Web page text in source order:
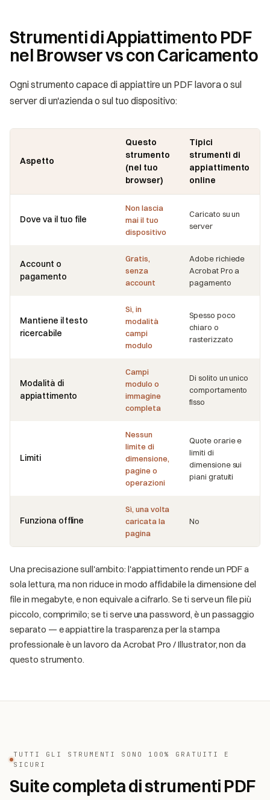
Strumenti di Appiattimento PDF
nel Browser vs con Caricamento
Ogni strumento capace di appiattire un PDF lavora o sul
server di un'azienda o sul tuo dispositivo:
Aspetto
Questo
strumento
(nel tuo
browser)
Tipici
strumenti di
appiattimento
online
Dove va il tuo file
Non lascia
mai il tuo
dispositivo
Caricato su un
server
Account o
pagamento
Gratis,
senza
account
Adobe richiede
Acrobat Pro a
pagamento
Mantiene il testo
ricercabile
Sì, in
modalità
campi
modulo
Spesso poco
chiaro o
rasterizzato
Modalità di
appiattimento
Campi
modulo o
immagine
completa
Di solito un unico
comportamento
fisso
Limiti
Nessun
limite di
dimensione,
pagine o
operazioni
Quote orarie e
limiti di
dimensione sui
piani gratuiti
Funziona offline
Sì, una volta
caricata la
pagina
No
Una precisazione sull'ambito: l'appiattimento rende un PDF a
sola lettura, ma non riduce in modo affidabile la dimensione del
file in megabyte, e non equivale a cifrarlo. Se ti serve un file più
piccolo, comprimilo; se ti serve una password, è un passaggio
separato — e appiattire la trasparenza per la stampa
professionale è un lavoro da Acrobat Pro / Illustrator, non da
questo strumento.
TUTTI GLI STRUMENTI SONO 100% GRATUITI E
SICURI
Suite completa di strumenti PDF